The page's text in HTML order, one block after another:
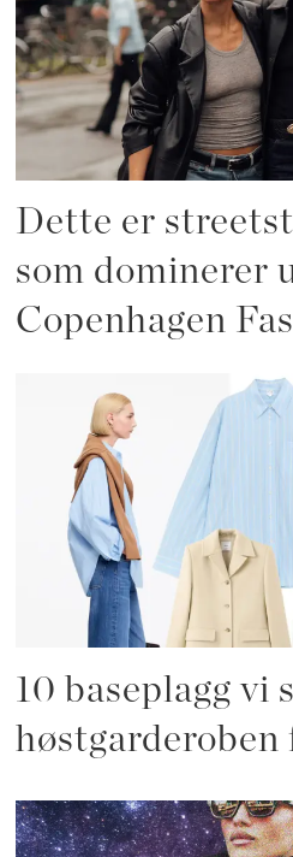
Dette er
som dominerer
Copenhagen
10 baseplagg vi
høstgarderoben